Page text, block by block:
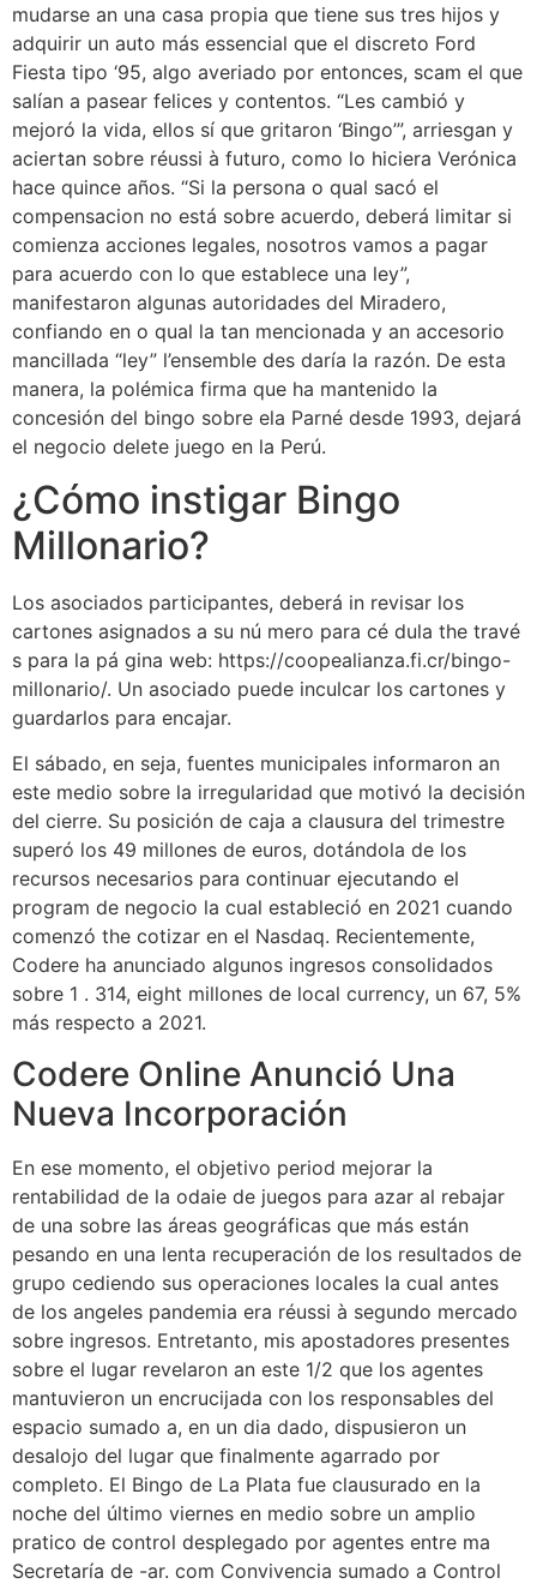
mudarse an una casa propia que tiene sus tres hijos y
adquirir un auto más essencial que el discreto Ford
Fiesta tipo ‘95, algo averiado por entonces, scam el que
salían a pasear felices y contentos. “Les cambió y
mejoró la vida, ellos sí que gritaron ‘Bingo’”, arriesgan y
aciertan sobre réussi à futuro, como lo hiciera Verónica
hace quince años. “Si la persona o qual sacó el
compensacion no está sobre acuerdo, deberá limitar si
comienza acciones legales, nosotros vamos a pagar
para acuerdo con lo que establece una ley”,
manifestaron algunas autoridades del Miradero,
confiando en o qual la tan mencionada y an accesorio
mancillada “ley” l’ensemble des daría la razón. De esta
manera, la polémica firma que ha mantenido la
concesión del bingo sobre ela Parné desde 1993, dejará
el negocio delete juego en la Perú.
¿Cómo instigar Bingo
Millonario?
Los asociados participantes, deberá in revisar los
cartones asignados a su nú mero para cé dula the travé
s para la pá gina web: https://coopealianza.fi.cr/bingo-
millonario/. Un asociado puede inculcar los cartones y
guardarlos para encajar.
El sábado, en seja, fuentes municipales informaron an
este medio sobre la irregularidad que motivó la decisión
del cierre. Su posición de caja a clausura del trimestre
superó los 49 millones de euros, dotándola de los
recursos necesarios para continuar ejecutando el
program de negocio la cual estableció en 2021 cuando
comenzó the cotizar en el Nasdaq. Recientemente,
Codere ha anunciado algunos ingresos consolidados
sobre 1 . 314, eight millones de local currency, un 67, 5%
más respecto a 2021.
Codere Online Anunció Una
Nueva Incorporación
En ese momento, el objetivo period mejorar la
rentabilidad de la odaie de juegos para azar al rebajar
de una sobre las áreas geográficas que más están
pesando en una lenta recuperación de los resultados de
grupo cediendo sus operaciones locales la cual antes
de los angeles pandemia era réussi à segundo mercado
sobre ingresos. Entretanto, mis apostadores presentes
sobre el lugar revelaron an este 1/2 que los agentes
mantuvieron un encrucijada con los responsables del
espacio sumado a, en un dia dado, dispusieron un
desalojo del lugar que finalmente agarrado por
completo. El Bingo de La Plata fue clausurado en la
noche del último viernes en medio sobre un amplio
pratico de control desplegado por agentes entre ma
Secretaría de -ar. com Convivencia sumado a Control